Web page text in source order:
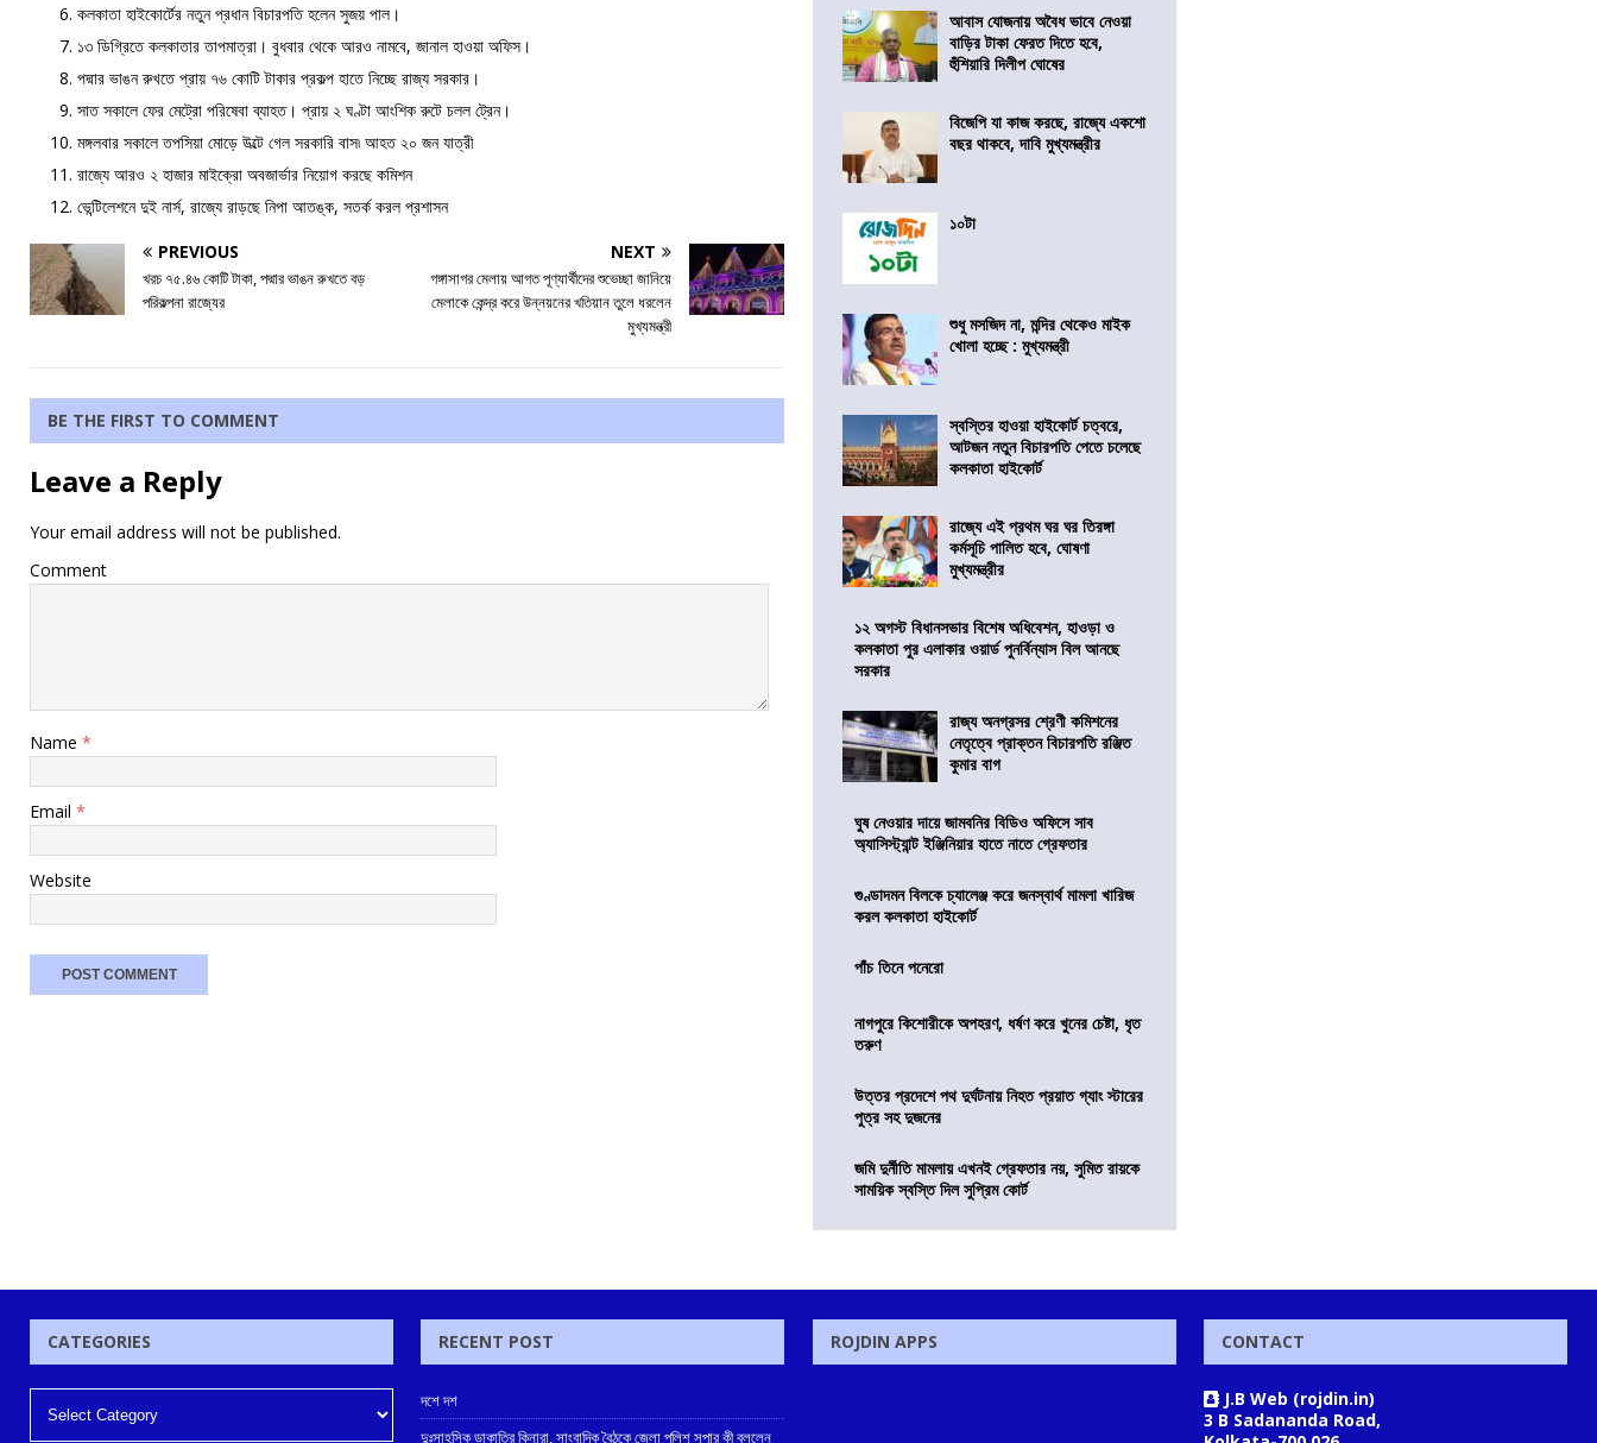
কলকাতা হাইকোর্টের নতুন প্রধান বিচারপতি হলেন সুজয় পাল।
১৩ ডিগ্রিতে কলকাতার তাপমাত্রা। বুধবার থেকে আরও নামবে, জানাল হাওয়া অফিস।
পদ্মার ভাঙন রুখতে প্রায় ৭৬ কোটি টাকার প্রকল্প হাতে নিচ্ছে রাজ্য সরকার।
সাত সকালে ফের মেট্রো পরিষেবা ব্যাহত। প্রায় ২ ঘণ্টা আংশিক রুটে চলল ট্রেন।
মঙ্গলবার সকালে তপসিয়া মোড়ে উল্টে গেল সরকারি বাস৷ আহত ২০ জন যাত্রী
রাজ্যে আরও ২ হাজার মাইক্রো অবজার্ভার নিয়োগ করছে কমিশন
ভেন্টিলেশনে দুই নার্স, রাজ্যে রাড়ছে নিপা আতঙ্ক, সতর্ক করল প্রশাসন
PREVIOUS
খরচ ৭৫.৪৬ কোটি টাকা, পদ্মার ভাঙন রুখতে বড়
পরিকল্পনা রাজ্যের
NEXT
গঙ্গাসাগর মেলায় আগত পূণ্যার্থীদের শুভেচ্ছা জানিয়ে
মেলাকে কেন্দ্র করে উন্নয়নের খতিয়ান তুলে ধরলেন
মুখ্যমন্ত্রী
BE THE FIRST TO COMMENT
Leave a Reply
Your email address will not be published.
Comment
Name *
Email *
Website
আবাস যোজনায় অবৈধ ভাবে নেওয়া
বাড়ির টাকা ফেরত দিতে হবে,
হুঁশিয়ারি দিলীপ ঘোষের
বিজেপি যা কাজ করছে, রাজ্যে একশো
বছর থাকবে, দাবি মুখ্যমন্ত্রীর
১০টা
শুধু মসজিদ না, মন্দির থেকেও মাইক
খোলা হচ্ছে : মুখ্যমন্ত্রী
স্বস্তির হাওয়া হাইকোর্ট চত্বরে,
আটজন নতুন বিচারপতি পেতে চলেছে
কলকাতা হাইকোর্ট
রাজ্যে এই প্রথম ঘর ঘর তিরঙ্গা
কর্মসূচি পালিত হবে, ঘোষণা
মুখ্যমন্ত্রীর
১২ অগস্ট বিধানসভার বিশেষ অধিবেশন, হাওড়া ও
কলকাতা পুর এলাকার ওয়ার্ড পুনর্বিন্যাস বিল আনছে
সরকার
রাজ্য অনগ্রসর শ্রেণী কমিশনের
নেতৃত্বে প্রাক্তন বিচারপতি রঞ্জিত
কুমার বাগ
ঘুষ নেওয়ার দায়ে জামবনির বিডিও অফিসে সাব
অ্যাসিস্ট্যান্ট ইঞ্জিনিয়ার হাতে নাতে গ্রেফতার
গুণ্ডাদমন বিলকে চ্যালেঞ্জ করে জনস্বার্থ মামলা খারিজ
করল কলকাতা হাইকোর্ট
পাঁচ তিনে পনেরো
নাগপুরে কিশোরীকে অপহরণ, ধর্ষণ করে খুনের চেষ্টা, ধৃত
তরুণ
উত্তর প্রদেশে পথ দুর্ঘটনায় নিহত প্রয়াত গ্যাং স্টারের
পুত্র সহ দুজনের
জমি দুর্নীতি মামলায় এখনই গ্রেফতার নয়, সুমিত রায়কে
সাময়িক স্বস্তি দিল সুপ্রিম কোর্ট
CATEGORIES RECENT POST
দশে দশ
দুঃসাহসিক ডাকাতির কিনারা, সাংবাদিক বৈঠকে জেলা পুলিশ সুপার কী বললেন
ROJDIN APPS CONTACT
J.B Web (rojdin.in)
3 B Sadananda Road,